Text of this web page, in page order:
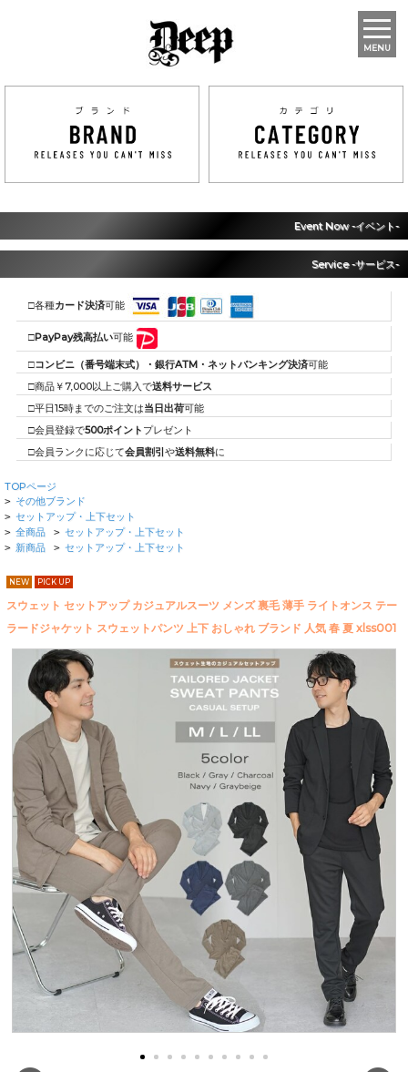
MENU
Event Now -イベント-
Service -サービス-
□各種カード決済可能
□PayPay残高払い可能
□コンビニ（番号端末式）・銀行ATM・ネットバンキング決済可能
□商品￥7,000以上ご購入で送料サービス
□平日15時までのご注文は当日出荷可能
□会員登録で500ポイント プレゼント
□会員ランクに応じて会員割引や送料無料に
TOPページ
> その他ブランド
> セットアップ・上下セット
> 全商品 > セットアップ・上下セット
> 新商品 > セットアップ・上下セット
NEW PICK UP
スウェット セットアップ カジュアルスーツ メンズ 裏毛 薄手 ライトオンス テー
ラードジャケット スウェットパンツ 上下 おしゃれ ブランド 人気 春 夏 xlss001